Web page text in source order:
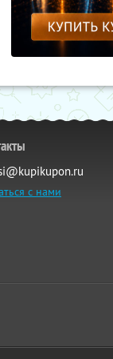
с нами